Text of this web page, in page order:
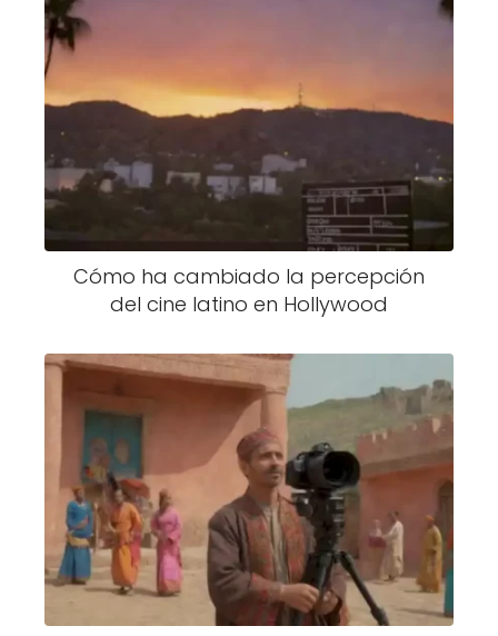
Cómo ha cambiado la percepción
del cine latino en Hollywood